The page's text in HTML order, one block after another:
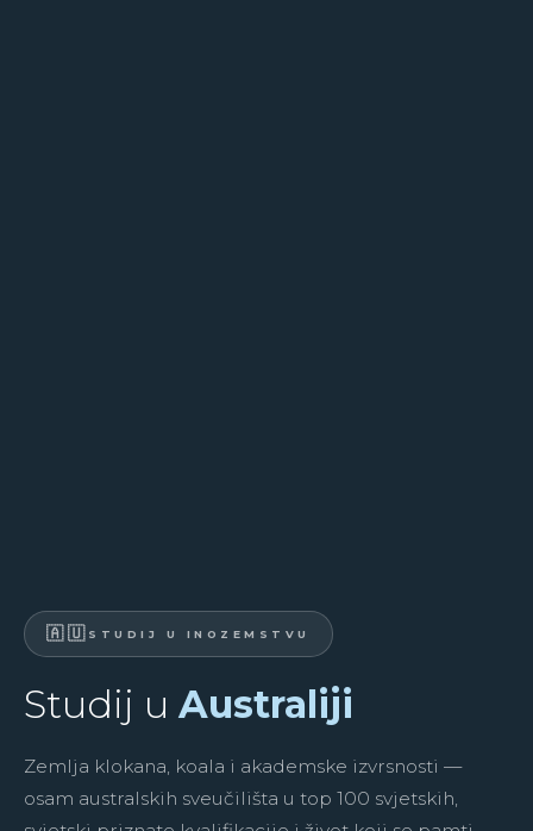
STUDIJ U INOZEMSTVU
Studij u Australiji
Zemlja klokana, koala i akademske izvrsnosti —
osam australskih sveučilišta u top 100 svjetskih,